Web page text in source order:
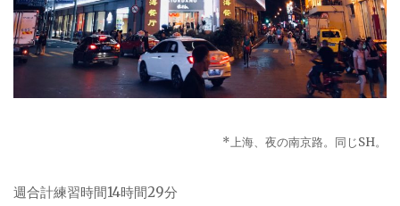
*上海、夜の南京路。同じSH。
週合計練習時間14時間29分